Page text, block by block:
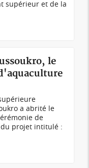
supérieur et de la
le
a abrité le
de
projet intitulé :